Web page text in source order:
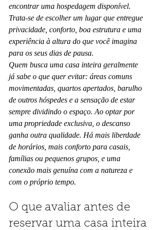
encontrar uma hospedagem disponível.
Trata-se de escolher um lugar que entregue
privacidade, conforto, boa estrutura e uma
experiência à altura do que você imagina
para os seus dias de pausa.
Quem busca uma casa inteira geralmente
já sabe o que quer evitar: áreas comuns
movimentadas, quartos apertados, barulho
de outros hóspedes e a sensação de estar
sempre dividindo o espaço. Ao optar por
uma propriedade exclusiva, o descanso
ganha outra qualidade. Há mais liberdade
de horários, mais conforto para casais,
famílias ou pequenos grupos, e uma
conexão mais genuína com a natureza e
com o próprio tempo.
O que avaliar antes de
reservar uma casa inteira